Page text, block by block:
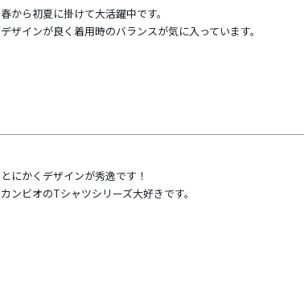
春から初夏に掛けて大活躍中です。
デザインが良く着用時のバランスが気に入っています。
とにかくデザインが秀逸です！
カンビオのTシャツシリーズ大好きです。